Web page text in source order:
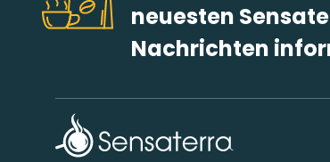
neuesten
Nachrichten